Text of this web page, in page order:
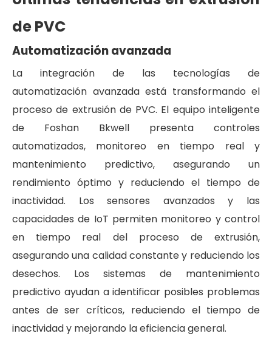
de PVC
Automatización avanzada
La integración de las tecnologías de
automatización avanzada está transformando el
proceso de extrusión de PVC. El equipo inteligente
de Foshan Bkwell presenta controles
automatizados, monitoreo en tiempo real y
mantenimiento predictivo, asegurando un
rendimiento óptimo y reduciendo el tiempo de
inactividad. Los sensores avanzados y las
capacidades de IoT permiten monitoreo y control
en tiempo real del proceso de extrusión,
asegurando una calidad constante y reduciendo los
desechos. Los sistemas de mantenimiento
predictivo ayudan a identificar posibles problemas
antes de ser críticos, reduciendo el tiempo de
inactividad y mejorando la eficiencia general.